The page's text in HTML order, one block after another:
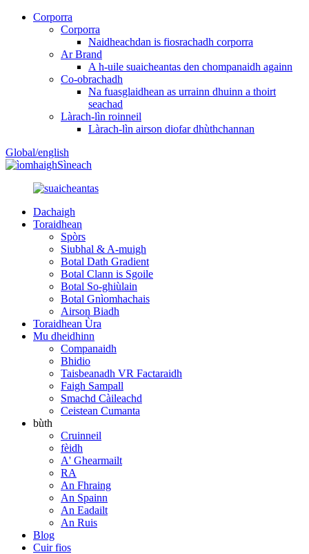
Corporra
Corporra
Naidheachdan is fiosrachadh corporra
Ar Brand
A h-uile suaicheantas den chompanaidh againn
Co-obrachadh
Na fuasglaidhean as urrainn dhuinn a thoirt
seachad
Làrach-lìn roinneil
Làrach-lìn airson diofar dhùthchannan
Global/english
Sìneach
Dachaigh
Toraidhean
Spòrs
Siubhal & A-muigh
Botal Dath Gradient
Botal Clann is Sgoile
Botal So-ghiùlain
Botal Gnìomhachais
Airson Biadh
Toraidhean Ùra
Mu dheidhinn
Companaidh
Bhidio
Taisbeanadh VR Factaraidh
Faigh Sampall
Smachd Càileachd
Ceistean Cumanta
bùth
Cruinneil
fèidh
A' Ghearmailt
RA
An Fhraing
An Spainn
An Eadailt
An Ruis
Blog
Cuir fios